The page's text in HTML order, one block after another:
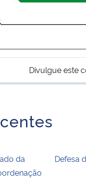
Divulgue este
da
Defesa